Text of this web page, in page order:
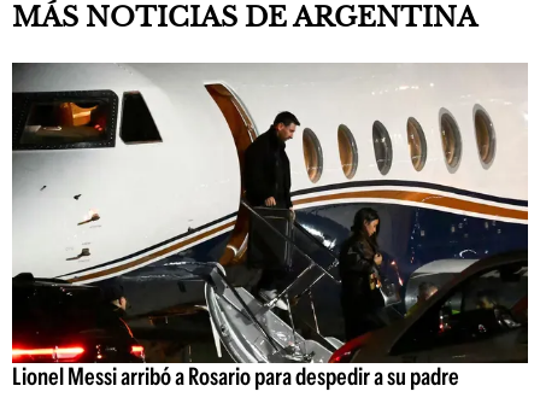
MÁS NOTICIAS DE ARGENTINA
Lionel Messi arribó a Rosario para despedir a su padre